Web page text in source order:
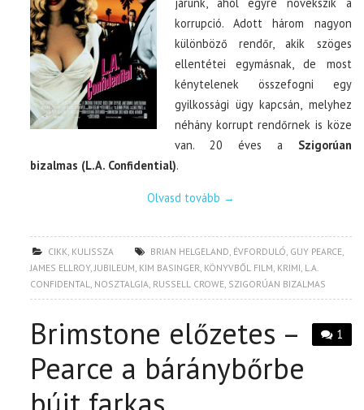
korrupció. Adott három nagyon
különböző rendőr, akik szöges
ellentétei egymásnak, de most
kénytelenek összefogni egy
gyilkossági ügy kapcsán, melyhez
néhány korrupt rendőrnek is köze
van. 20 éves a Szigorúan
bizalmas (L.A. Confidential).
Olvasd tovább →
CIKK, KULISSZA BRIAN HELGELAND, ÉVFORDULÓ, GUY PEARCE,
JAMES ELLROY,JUBILEUM, KIM BASINGER, KÖNYVBŐL FILM, KRIMI, L.A.
CONFIDENTAL, NOSZTALGIA, RUSSELL CROWE, SZIGORÚAN BIZALMAS
1
Brimstone előzetes –
Pearce a báránybőrbe